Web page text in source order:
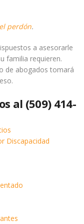
perdón.
a asesorarle
familia requieren.
de abogados tomará
al (509) 414-
Discapacidad